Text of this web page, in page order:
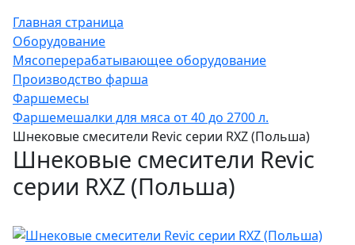
Главная страница
Оборудование
Мясоперерабатывающее оборудование
Производство фарша
Фаршемесы
Фаршемешалки для мяса от 40 до 2700 л.
Шнековые смесители Revic серии RXZ (Польша)
Шнековые смесители Revic
серии RXZ (Польша)